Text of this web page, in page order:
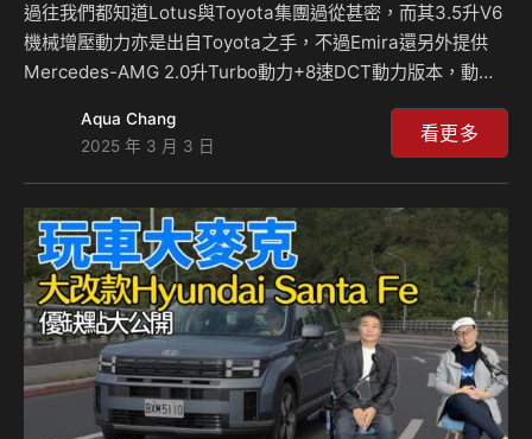
過往我們都知道Lotus與Toyota集團過從甚密，而其3.5升V6
機械增壓動力亦是出自Toyota之手，不過Emira還另外提供
Mercedes-AMG 2.0升Turbo動力+8速DCT動力版本，動力
大，但由於車重僅1446kg，再加上靈巧車身，在山路開起樂
趣十足。Emira怎麼個好玩法？和3.5升機械增壓動力在動力
輸出特性上有哪些不同？來聽島叔和麥克怎麼說？ 相關新
聞：
Aqua Chang
2025 年 3 月 3 日
看更多